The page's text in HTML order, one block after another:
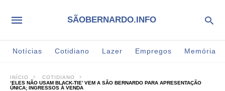
SÃOBERNARDO.INFO
Notícias Cotidiano Lazer Empregos Memória
INÍCIO
COTIDIANO
‘ELES NÃO USAM BLACK-TIE’ VEM A SÃO BERNARDO PARA APRESENTAÇÃO
ÚNICA; INGRESSOS À VENDA